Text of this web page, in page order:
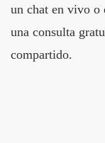
un chat en vivo o
una consulta
compartido.